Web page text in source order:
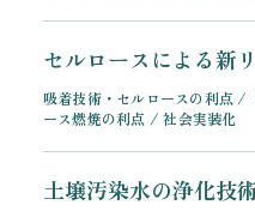
セルロースによる新
吸着技術・セルロースの利点 /
ース燃焼の利点 / 社会実装化
土壌汚染水の浄化技